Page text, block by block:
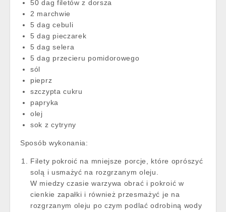
50 dag filetów z dorsza
2 marchwie
5 dag cebuli
5 dag pieczarek
5 dag selera
5 dag przecieru pomidorowego
sól
pieprz
szczypta cukru
papryka
olej
sok z cytryny
Sposób wykonania:
Filety pokroić na mniejsze porcje, które oprószyć
solą i usmażyć na rozgrzanym oleju.
W miedzy czasie warzywa obrać i pokroić w
cienkie zapałki i również przesmażyć je na
rozgrzanym oleju po czym podlać odrobiną wody